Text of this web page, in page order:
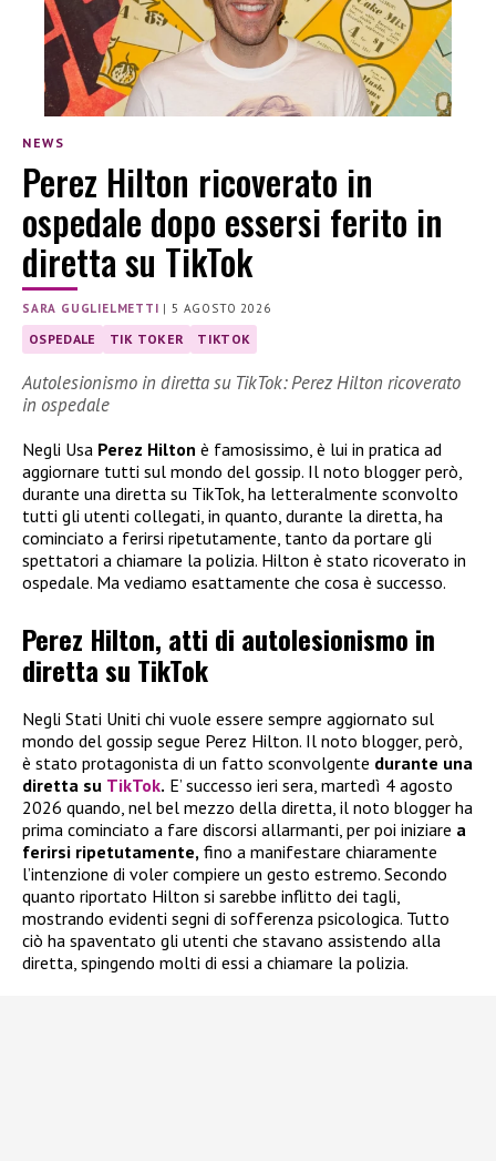
NEWS
Perez Hilton ricoverato in
ospedale dopo essersi ferito in
diretta su TikTok
SARA GUGLIELMETTI | 5 AGOSTO 2026
OSPEDALE TIK TOKER TIKTOK
Autolesionismo in diretta su TikTok: Perez Hilton ricoverato
in ospedale
Negli Usa Perez Hilton è famosissimo, è lui in pratica ad
aggiornare tutti sul mondo del gossip. Il noto blogger però,
durante una diretta su TikTok, ha letteralmente sconvolto
tutti gli utenti collegati, in quanto, durante la diretta, ha
cominciato a ferirsi ripetutamente, tanto da portare gli
spettatori a chiamare la polizia. Hilton è stato ricoverato in
ospedale. Ma vediamo esattamente che cosa è successo.
Perez Hilton, atti di autolesionismo in
diretta su TikTok
Negli Stati Uniti chi vuole essere sempre aggiornato sul
mondo del gossip segue Perez Hilton. Il noto blogger, però,
è stato protagonista di un fatto sconvolgente durante una
diretta su TikTok. E’ successo ieri sera, martedì 4 agosto
2026 quando, nel bel mezzo della diretta, il noto blogger ha
prima cominciato a fare discorsi allarmanti, per poi iniziare a
ferirsi ripetutamente, fino a manifestare chiaramente
l’intenzione di voler compiere un gesto estremo. Secondo
quanto riportato Hilton si sarebbe inflitto dei tagli,
mostrando evidenti segni di sofferenza psicologica. Tutto
ciò ha spaventato gli utenti che stavano assistendo alla
diretta, spingendo molti di essi a chiamare la polizia.